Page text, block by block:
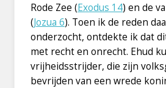
Rode Zee (Exodus 14) en de
(Jozua 6). Toen ik de reden
onderzocht, ontdekte ik dat
met recht en onrecht. Ehud
vrijheidsstrijder, die zijn
bevrijden van een wrede